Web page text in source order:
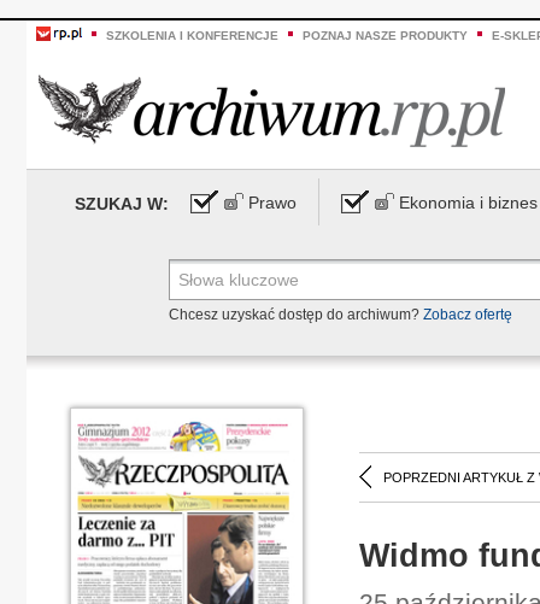
SZKOLENIA I KONFERENCJE POZNAJ NASZE PRODUKTY E-
SZUKAJ W: Prawo Ekonomia i biznes
Chcesz uzyskać dostęp do archiwum? Zobacz ofertę
POPRZEDNI ARTYKUŁ Z
Widmo